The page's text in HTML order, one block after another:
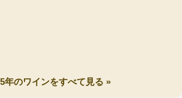
年のワインをすべて見る »